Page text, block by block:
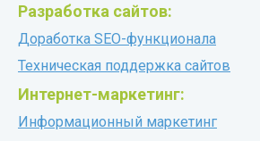
Разработка сайтов:
Доработка SEO-функционала
Техническая поддержка сайтов
Интернет-маркетинг:
Информационный маркетинг